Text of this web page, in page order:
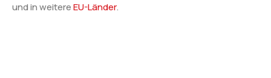
und in weitereEU-Länder.